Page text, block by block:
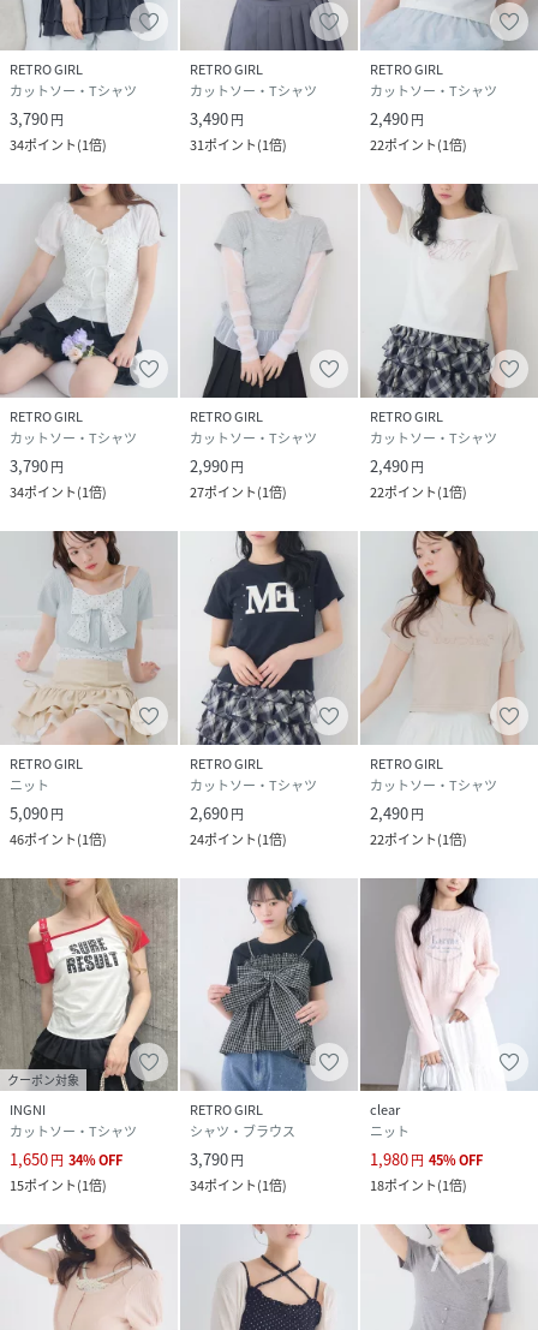
原産国
素材
本体：ポリエステル67％ 綿33％
別布：ポリエステル100％
品番
RU9546_ES657111C006
ES657111C006-01-07 RU9546 )
RETRO GIRL
カットソー・Tシャツ
3,790円
34ポイント(1倍)
RETRO GIRL
カットソー・Tシャツ
3,490円
31ポイント(1倍)
RETRO GIRL
カットソー・Tシャツ
2,490円
22ポイント(1倍)
RETRO GIRL
カットソー・Tシャツ
3,790円
34ポイント(1倍)
RETRO GIRL
カットソー・Tシャツ
2,990円
27ポイント(1倍)
RETRO GIRL
カットソー・Tシャツ
2,490円
22ポイント(1倍)
RETRO GIRL
ニット
5,090円
46ポイント(1倍)
RETRO GIRL
カットソー・Tシャツ
2,690円
24ポイント(1倍)
RETRO GIRL
カットソー・Tシャツ
2,490円
22ポイント(1倍)
クーポン対象
INGNI
カットソー・Tシャツ
1,650円 34%OFF
15ポイント(1倍)
RETRO GIRL
シャツ・ブラウス
3,790円
34ポイント(1倍)
clear
ニット
1,980円 45%OFF
18ポイント(1倍)